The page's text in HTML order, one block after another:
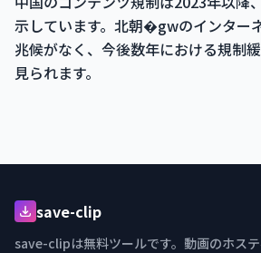
示しています。北朝�gwのインター
兆候がなく、今後数年における規制
見られます。
save-clip
save-clipは無料ツールです。動画のホス